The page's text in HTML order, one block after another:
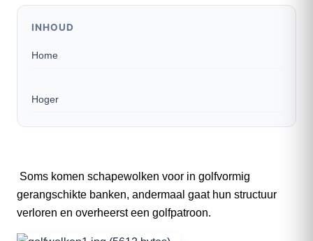
INHOUD
Home
Hoger
Soms komen schapewolken voor in golfvormig
gerangschikte banken, andermaal gaat hun structuur
verloren en overheerst een golfpatroon.